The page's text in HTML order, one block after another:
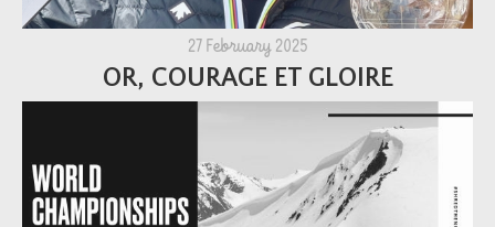
27 February 2025
OR, COURAGE ET GLOIRE